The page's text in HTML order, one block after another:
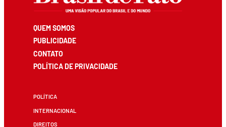
QUEM SOMOS
PUBLICIDADE
CONTATO
POLÍTICA DE PRIVACIDADE
POLÍTICA
INTERNACIONAL
DIREITOS